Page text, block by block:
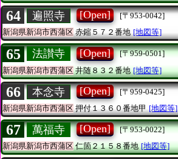
64 遍照寺 [Open]
[〒953-0042]
新潟県新潟市西蒲区赤鏥５７２番地 [地図等]
65 法讃寺 [Open]
[〒959-0501]
新潟県新潟市西蒲区井随８３２番地 [地図等]
66 本念寺 [Open]
[〒959-0425]
新潟県新潟市西蒲区押付１３６０番地甲 [地図等]
67 萬福寺 [Open]
[〒953-0022]
新潟県新潟市西蒲区仁箇２１５８番地 [地図等]